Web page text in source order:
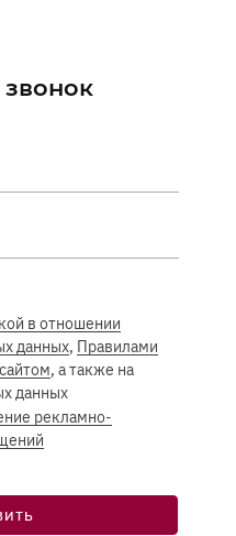
звонок
в отношении
данных, Правилами
, а также на
данных
рекламно-